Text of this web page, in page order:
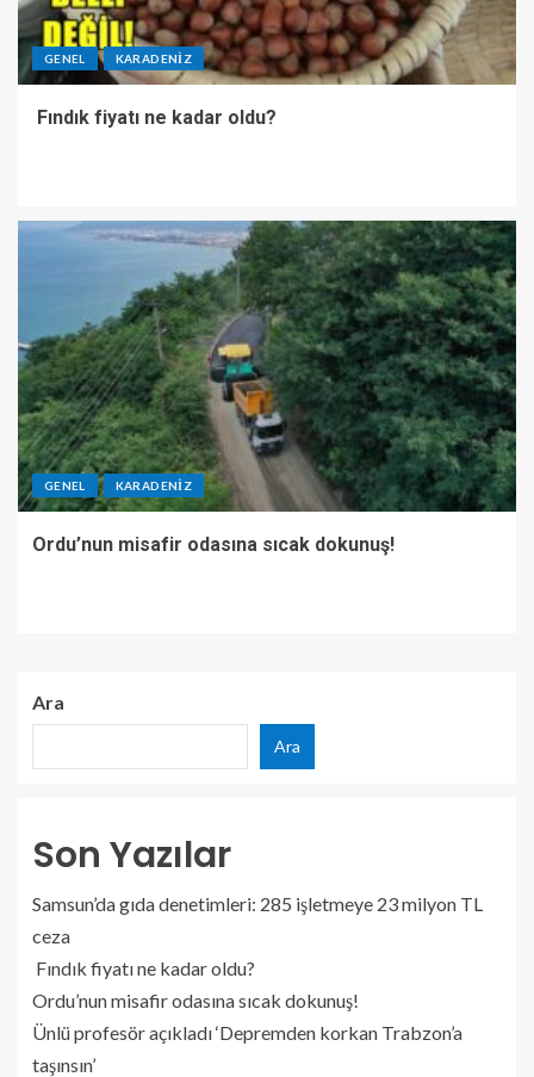
GENEL KARADENIZ
Fındık fiyatı ne kadar oldu?
GENEL KARADENIZ
Ordu’nun misafir odasına sıcak dokunuş!
Ara
Ara
Son Yazılar
Samsun’da gıda denetimleri: 285 işletmeye 23 milyon TL
ceza
Fındık fiyatı ne kadar oldu?
Ordu’nun misafir odasına sıcak dokunuş!
Ünlü profesör açıkladı ‘Depremden korkan Trabzon’a
taşınsın’